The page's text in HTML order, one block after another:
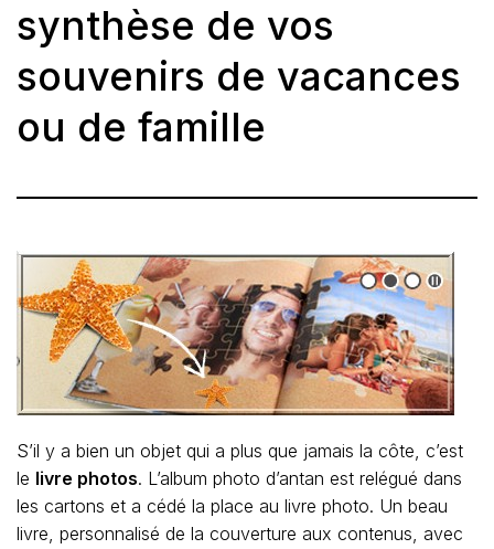
synthèse de vos
souvenirs de vacances
ou de famille
S’il y a bien un objet qui a plus que jamais la côte, c’est
le livre photos. L’album photo d’antan est relégué dans
les cartons et a cédé la place au livre photo. Un beau
livre, personnalisé de la couverture aux contenus, avec